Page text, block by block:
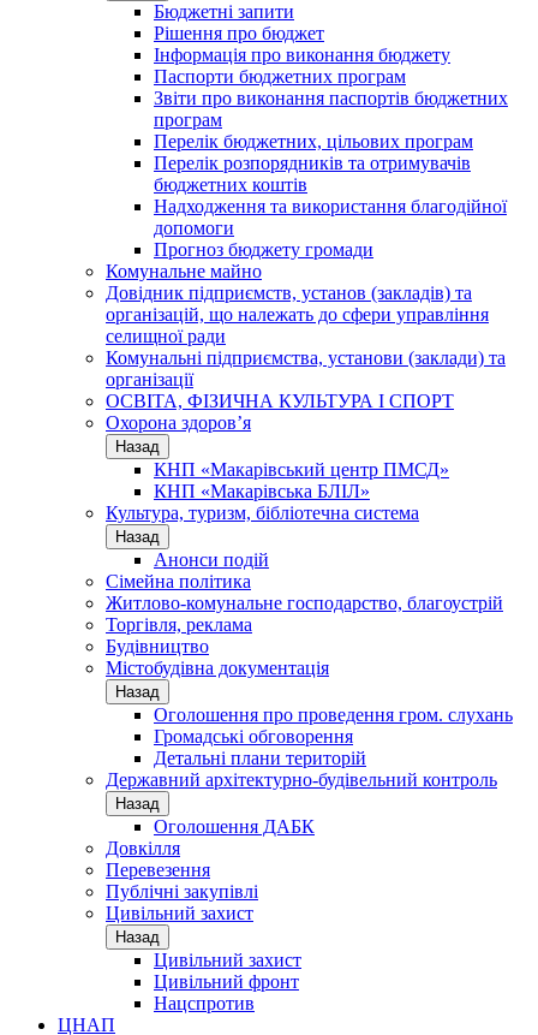
Бюджетні запити
Рішення про бюджет
Інформація про виконання бюджету
Паспорти бюджетних програм
Звіти про виконання паспортів бюджетних
програм
Перелік бюджетних, цільових програм
Перелік розпорядників та отримувачів
бюджетних коштів
Надходження та використання благодійної
допомоги
Прогноз бюджету громади
Комунальне майно
Довідник підприємств, установ (закладів) та
організацій, що належать до сфери управління
селищної ради
Комунальні підприємства, установи (заклади) та
організації
ОСВІТА, ФІЗИЧНА КУЛЬТУРА І СПОРТ
Охорона здоров’я
Назад
КНП «Макарівський центр ПМСД»
КНП «Макарівська БЛІЛ»
Культура, туризм, бібліотечна система
Назад
Анонси подій
Сімейна політика
Житлово-комунальне господарство, благоустрій
Торгівля, реклама
Будівництво
Містобудівна документація
Назад
Оголошення про проведення гром. слухань
Громадські обговорення
Детальні плани територій
Державний архітектурно-будівельний контроль
Назад
Оголошення ДАБК
Довкілля
Перевезення
Публічні закупівлі
Цивільний захист
Назад
Цивільний захист
Цивільний фронт
Нацспротив
ЦНАП